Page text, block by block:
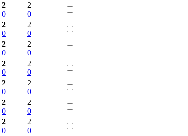
2
0
2
0
2
0
2
0
2
0
2
0
2
0
2
0
2
0
2
0
2
0
2
0
2
0
2
0